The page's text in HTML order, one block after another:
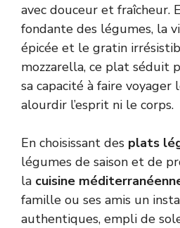
avec douceur et fraîcheur.
fondante des légumes, la
épicée et le gratin
mozzarella, ce plat séduit
sa capacité à faire voyager
alourdir l’esprit ni le corps.
En choisissant des plats
légumes de saison et de
la cuisine
famille ou ses amis un
authentiques, empli de